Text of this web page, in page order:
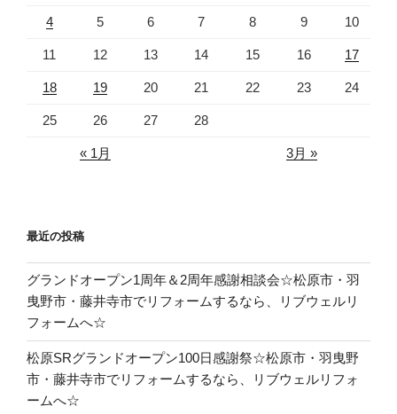
4 5 6 7 8 9 10
11 12 13 14 15 16 17
18 19 20 21 22 23 24
25 26 27 28
« 1月 3月 »
最近の投稿
グランドオープン1周年＆2周年感謝相談会☆松原市・羽
曳野市・藤井寺市でリフォームするなら、リブウェルリ
フォームへ☆
松原SRグランドオープン100日感謝祭☆松原市・羽曳野
市・藤井寺市でリフォームするなら、リブウェルリフォ
ームへ☆